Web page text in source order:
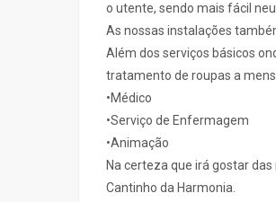
o utente, sendo mais fácil
As nossas instalações
Além dos serviços básicos
tratamento de roupas a
•Médico
•Serviço de Enfermagem
•Animação
Na certeza que irá gostar
Cantinho da Harmonia.